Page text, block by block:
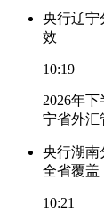
央行辽宁
效
10:19
2026年
宁省外汇
央行湖南
全省覆盖
10:21